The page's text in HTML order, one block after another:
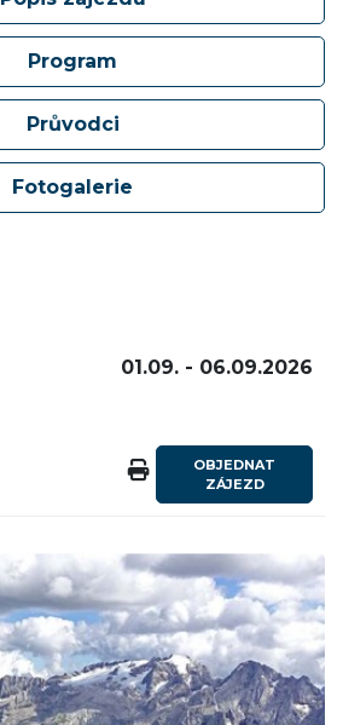
Program
Průvodci
Fotogalerie
01.09. - 06.09.2026
OBJEDNAT
ZÁJEZD